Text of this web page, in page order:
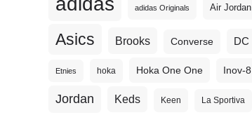
adidas Originals Air Jordan
Asics Brooks Converse DC
Etnies hoka Hoka One One Inov-8
Jordan Keds Keen La Sportiva